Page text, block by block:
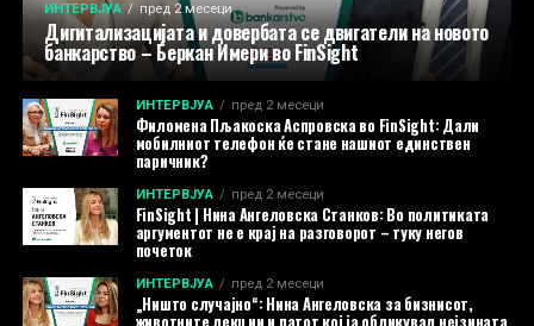
ИНТЕРВЈУА пред 2 месеци
Дигитализацијата и довербата се двигатели на новото
банкарство – Беркан Имери во FinSight
ИНТЕРВЈУА пред 2 месеци
Филомена Пљакоска Аспровска во FinSight: Дали
мобилниот телефон ќе стане нашиот единствен
паричник?
ИНТЕРВЈУА пред 2 месеци
FinSight | Нина Ангеловска Станков: Во политиката
аргументот не е крај на разговорот – туку негов
почеток
ИНТЕРВЈУА пред 2 месеци
„Ништо случајно“: Нина Ангеловска за бизнисот,